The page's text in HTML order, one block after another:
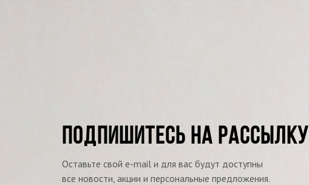
ПОДПИШИТЕСЬ НА РАССЫЛКУ
Оставьте свой e-mail и для вас будут доступны
все новости, акции и персональные предложения.